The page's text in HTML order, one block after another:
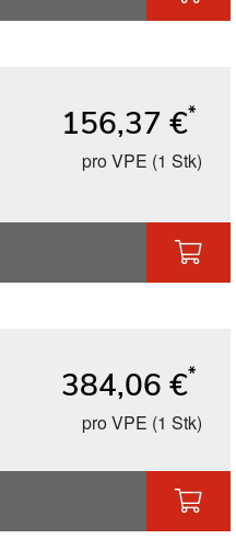
156,37 €*
pro VPE (1 Stk)
384,06 €*
pro VPE (1 Stk)